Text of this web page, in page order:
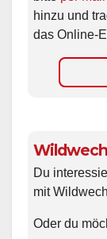
hinzu und
das Online-
Du
mit
Oder du